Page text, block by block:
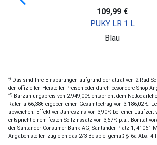
109,99 €
PUKY LR 1 L
Blau
*) Das sind Ihre Einsparungen aufgrund der attrativen 2-Rad
den offiziellen Hersteller-Preisen oder durch besondere Shop-
**) Barzahlungspreis von 2.949,00€ entspricht dem
Raten a 66,38€ ergeben einen Gesamtbetrag von 3.186,02 €.
abweichen. Effektiver Jahreszins von 3,90% bei einer Laufzeit
entspricht einem festen Sollzinssatz von 3,67% p.a.. Bonität
der Santander Consumer Bank AG, Santander-Platz 1, 41061
Angaben stellen zugleich das 2/3 Beispiel gemäß § 6a Abs. 4